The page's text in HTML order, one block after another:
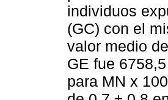
individuos
(GC) con el
valor medio
GE fue
para MN x